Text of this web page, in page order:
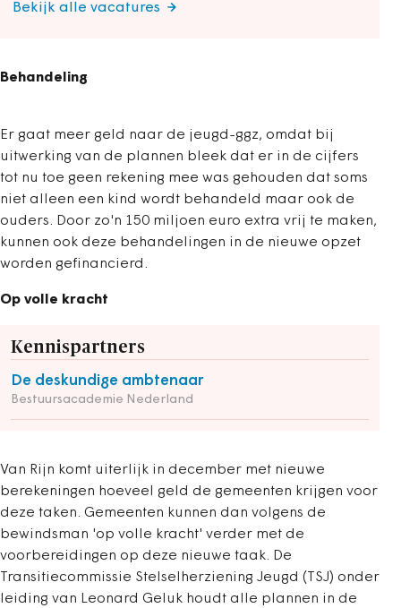
Bekijk alle vacatures
Behandeling
Er gaat meer geld naar de jeugd-ggz, omdat bij
uitwerking van de plannen bleek dat er in de cijfers
tot nu toe geen rekening mee was gehouden dat soms
niet alleen een kind wordt behandeld maar ook de
ouders. Door zo'n 150 miljoen euro extra vrij te maken,
kunnen ook deze behandelingen in de nieuwe opzet
worden gefinancierd.
Op volle kracht
Kennispartners
De deskundige ambtenaar
Bestuursacademie Nederland
Van Rijn komt uiterlijk in december met nieuwe
berekeningen hoeveel geld de gemeenten krijgen voor
deze taken. Gemeenten kunnen dan volgens de
bewindsman 'op volle kracht' verder met de
voorbereidingen op deze nieuwe taak. De
Transitiecommissie Stelselherziening Jeugd (TSJ) onder
leiding van Leonard Geluk houdt alle plannen in de